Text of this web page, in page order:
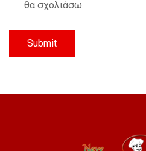
θα σχολιάσω.